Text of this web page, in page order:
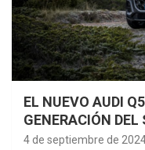
EL NUEVO AUDI
GENERACIÓN DEL
4 de septiembre de